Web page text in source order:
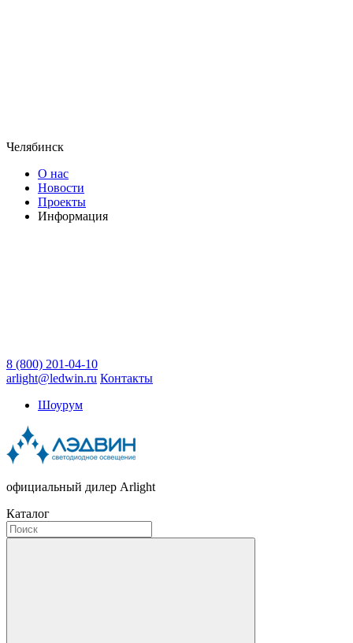
Челябинск
О нас
Новости
Проекты
Информация
8 (800) 201-04-10
arlight@ledwin.ru Контакты
Шоурум
официальный дилер Arlight
Каталог